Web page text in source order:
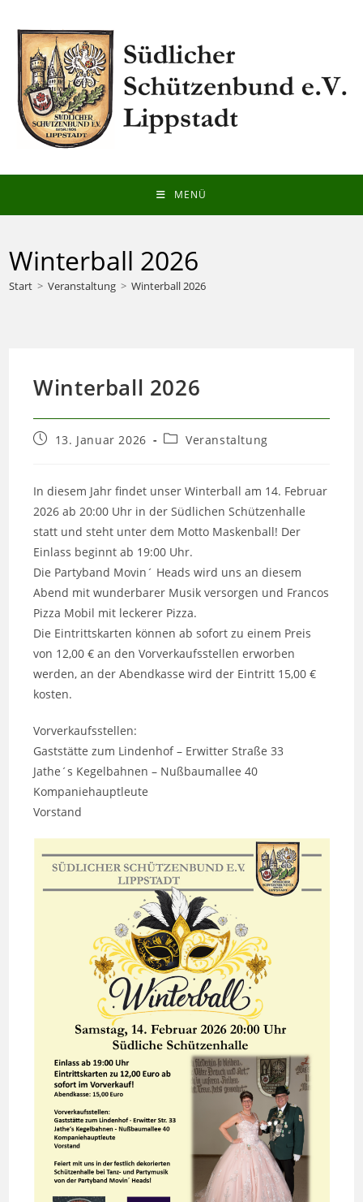
Inhalt
springen
MENÜ
Winterball 2026
Start > Veranstaltung > Winterball 2026
Winterball 2026
Beitrag13. Januar 2026
Beitrags-
Veranstaltung
In diesem Jahr findet unser Winterball am 14. Februar
2026 ab 20:00 Uhr in der Südlichen Schützenhalle
statt und steht unter dem Motto Maskenball! Der
Einlass beginnt ab 19:00 Uhr.
Die Partyband Movin´ Heads wird uns an diesem
Abend mit wunderbarer Musik versorgen und Francos
Pizza Mobil mit leckerer Pizza.
Die Eintrittskarten können ab sofort zu einem Preis
von 12,00 € an den Vorverkaufsstellen erworben
werden, an der Abendkasse wird der Eintritt 15,00 €
kosten.
Vorverkaufsstellen:
Gaststätte zum Lindenhof – Erwitter Straße 33
Jathe´s Kegelbahnen – Nußbaumallee 40
Kompaniehauptleute
Vorstand